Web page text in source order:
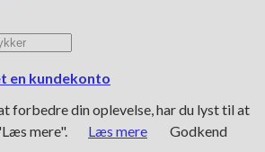
en kundekonto
forbedre din oplevelse, har du lyst til at
mere".
Læs mere Godkend